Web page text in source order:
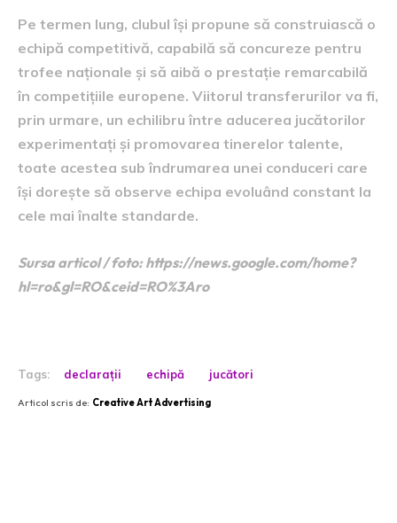
Pe termen lung, clubul își propune să construiască o
echipă competitivă, capabilă să concureze pentru
trofee naționale și să aibă o prestație remarcabilă
în competițiile europene. Viitorul transferurilor va fi,
prin urmare, un echilibru între aducerea jucătorilor
experimentați și promovarea tinerelor talente,
toate acestea sub îndrumarea unei conduceri care
își dorește să observe echipa evoluând constant la
cele mai înalte standarde.
Sursa articol / foto: https://news.google.com/home?
hl=ro&gl=RO&ceid=RO%3Aro
Tags: declarații echipă jucători
Articol scris de: Creative Art Advertising